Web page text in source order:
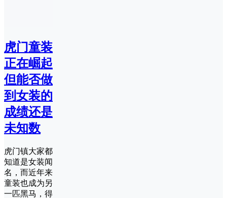
虎门童装
正在崛起
但能否做
到女装的
成绩还是
未知数
虎门镇大家都
知道是女装闻
名，而近年来
童装也成为另
一匹黑马，得